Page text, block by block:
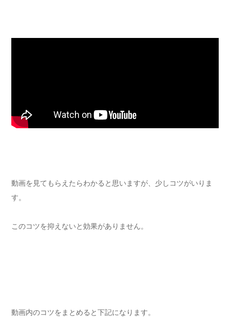
動画を見てもらえたらわかると思いますが、少しコツがいりま
す。
このコツを抑えないと効果がありません。
動画内のコツをまとめると下記になります。